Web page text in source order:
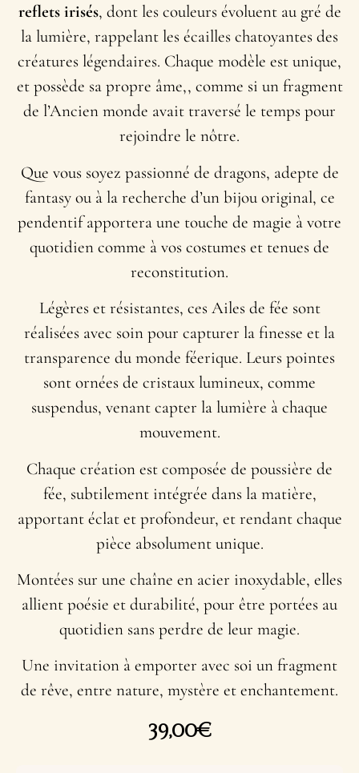
reflets irisés, dont les couleurs évoluent au gré de
la lumière, rappelant les écailles chatoyantes des
créatures légendaires. Chaque modèle est unique,
et possède sa propre âme,, comme si un fragment
de l’Ancien monde avait traversé le temps pour
rejoindre le nôtre.
Que vous soyez passionné de dragons, adepte de
fantasy ou à la recherche d’un bijou original, ce
pendentif apportera une touche de magie à votre
quotidien comme à vos costumes et tenues de
reconstitution.
Légères et résistantes, ces Ailes de fée sont
réalisées avec soin pour capturer la finesse et la
transparence du monde féerique. Leurs pointes
sont ornées de cristaux lumineux, comme
suspendus, venant capter la lumière à chaque
mouvement.
Chaque création est composée de poussière de
fée, subtilement intégrée dans la matière,
apportant éclat et profondeur, et rendant chaque
pièce absolument unique.
Montées sur une chaîne en acier inoxydable, elles
allient poésie et durabilité, pour être portées au
quotidien sans perdre de leur magie.
Une invitation à emporter avec soi un fragment
de rêve, entre nature, mystère et enchantement.
39,00€